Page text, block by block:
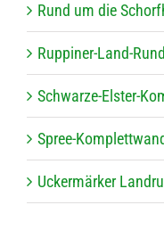
Rund um die
Rup­pi­ner-Land-
Schwarze-Els­ter-
Spree-
Ucker­mär­ker